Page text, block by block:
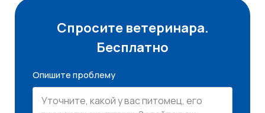
Спросите ветеринара.
Бесплатно
Опишите проблему